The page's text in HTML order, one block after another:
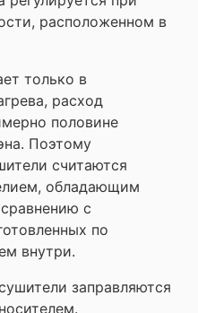
расположенном в
только в
расход
половине
Поэтому
считаются
обладающим
с
по
внутри.
заправляются